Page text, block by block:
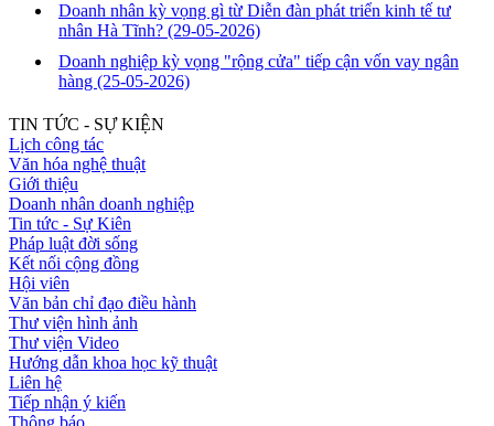
Doanh nhân kỳ vọng gì từ Diễn đàn phát triển kinh tế tư
nhân Hà Tĩnh? (29-05-2026)
Doanh nghiệp kỳ vọng "rộng cửa" tiếp cận vốn vay ngân
hàng (25-05-2026)
TIN TỨC - SỰ KIỆN
Lịch công tác
Văn hóa nghệ thuật
Giới thiệu
Doanh nhân doanh nghiệp
Tin tức - Sự Kiên
Pháp luật đời sống
Kết nối cộng đồng
Hội viên
Văn bản chỉ đạo điều hành
Thư viện hình ảnh
Thư viện Video
Hướng dẫn khoa học kỹ thuật
Liên hệ
Tiếp nhận ý kiến